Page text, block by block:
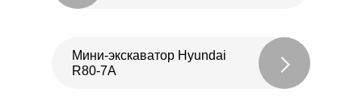
Мини-экскаватор Hyundai
R80-7A